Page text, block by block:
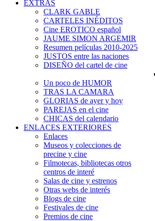
EXTRAS
CLARK GABLE
CARTELES INÉDITOS
Cine EROTICO español
JAUME SIMON ARGEMIR
Resumen películas 2010-2025
JUSTOS entre las naciones
DISEÑO del cartel de cine
Un poco de HUMOR
TRAS LA CAMARA
GLORIAS de ayer y hoy
PAREJAS en el cine
CHICAS del calendario
ENLACES EXTERIORES
Enlaces
Museos y colecciones de
precine y cine
Filmotecas, bibliotecas otros
centros de interé
Salas de cine y estrenos
Otras webs de interés
Blogs de cine
Festivales de cine
Premios de cine